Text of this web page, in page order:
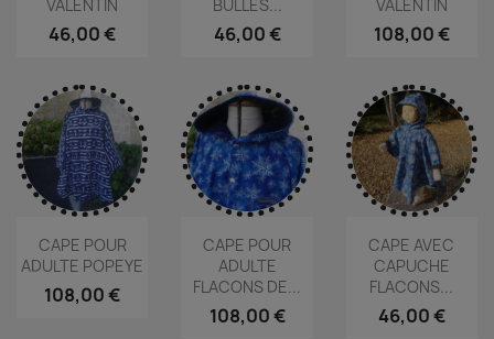
VALENTIN
46,00 €
BULLES...
46,00 €
VALENTIN
108,00 €
CAPE POUR
ADULTE POPEYE
108,00 €
CAPE POUR
ADULTE
FLACONS DE...
108,00 €
CAPE AVEC
CAPUCHE
FLACONS...
46,00 €